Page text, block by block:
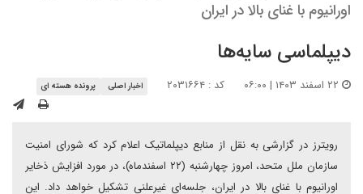
اورانیوم با غنای بالا در ایران
دیپلماسی سایه‌ها
کد : ۲۰۳۱۶۶۴ اخبار اصلی پرونده هسته ای
رویترز در گزارشی به نقل از منابع دیپلماتیک اعلام کرد که شورای امنیت
سازمان ملل متحد، امروز چهارشنبه (۲۲ اسفندماه)، در مورد افزایش ذخایر
اورانیوم با غنای بالا در ایران، جلسه‌ای غیرعلنی تشکیل خواهد داد. این